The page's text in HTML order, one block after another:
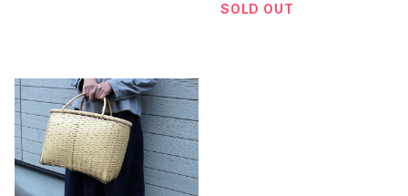
SOLD OUT